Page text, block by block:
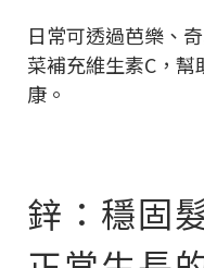
日常可透過芭樂、
菜補充維生素C，
康。
鋅：穩固